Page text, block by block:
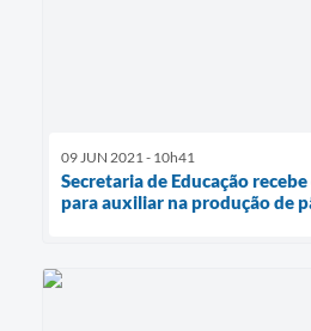
09 JUN 2021 - 10h41
Secretaria de Educação
para auxiliar na produção de